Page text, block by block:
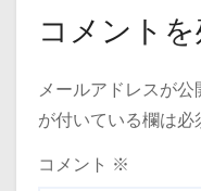
ゲ
シ
ョ
コメント
メールアドレスが公
が付いている欄は必
コメント ※